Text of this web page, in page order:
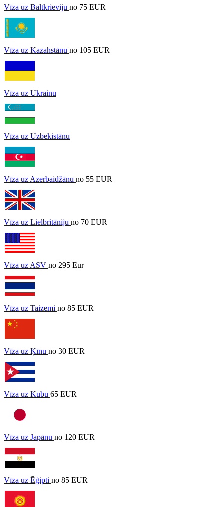
Vīza uz Baltkrieviju no 75 EUR
Vīza uz Kazahstānu no 105 EUR
Vīza uz Ukrainu
Vīza uz Uzbekistānu
Vīza uz Azerbaidžānu no 55 EUR
Vīza uz Lielbritāniju no 70 EUR
Vīza uz ASV no 295 Eur
Vīza uz Taizemi no 85 EUR
Vīza uz Ķīnu no 30 EUR
Vīza uz Kubu 65 EUR
Vīza uz Japānu no 120 EUR
Vīza uz Ēģipti no 85 EUR